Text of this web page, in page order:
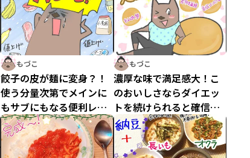
もづこ
餃子の皮が麺に変身？！
使う分量次第でメインに
もサブにもなる便利レシ
ピ
もづこ
濃厚な味で満足感大！こ
のおいしさならダイエッ
トを続けられると確信し
たレシピ